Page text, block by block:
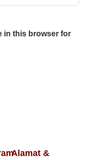
in this browser for
Alamat &